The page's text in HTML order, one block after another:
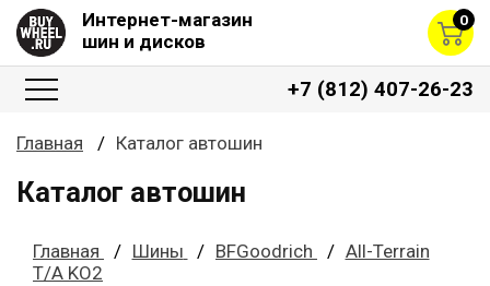
Интернет-магазин
шин и дисков
0
+7 (812) 407-26-23
Главная Каталог автошин
Каталог автошин
Главная Шины BFGoodrich
All-Terrain
T/A KO2